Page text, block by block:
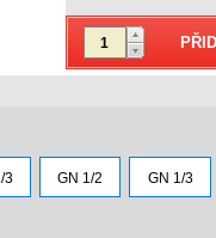
3 GN 1/2 GN 1/3